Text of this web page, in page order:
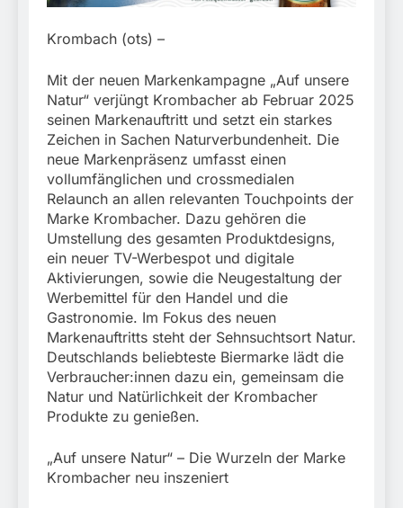
wegen gefährlichen
Eingriffs in den
Bahnverkehr
Krombach (ots) –
Mit der neuen Markenkampagne „Auf unsere
Natur“ verjüngt Krombacher ab Februar 2025
seinen Markenauftritt und setzt ein starkes
Zeichen in Sachen Naturverbundenheit. Die
neue Markenpräsenz umfasst einen
vollumfänglichen und crossmedialen
Relaunch an allen relevanten Touchpoints der
Marke Krombacher. Dazu gehören die
Umstellung des gesamten Produktdesigns,
ein neuer TV-Werbespot und digitale
Aktivierungen, sowie die Neugestaltung der
Werbemittel für den Handel und die
Gastronomie. Im Fokus des neuen
Markenauftritts steht der Sehnsuchtsort Natur.
Deutschlands beliebteste Biermarke lädt die
Verbraucher:innen dazu ein, gemeinsam die
Natur und Natürlichkeit der Krombacher
Produkte zu genießen.
„Auf unsere Natur“ – Die Wurzeln der Marke
Krombacher neu inszeniert